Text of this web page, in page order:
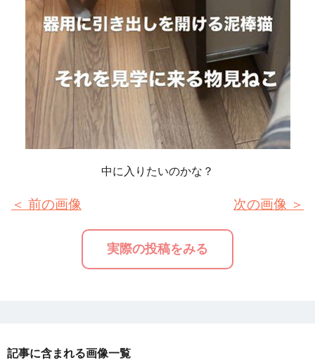
中に入りたいのかな？
＜ 前の画像
実際の投稿をみる
次の画像 ＞
記事に含まれる画像一覧